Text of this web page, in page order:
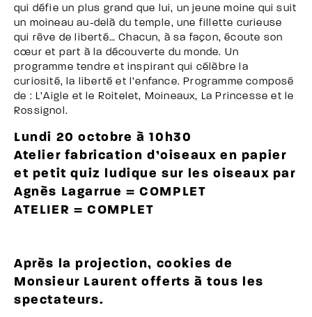
qui défie un plus grand que lui, un jeune moine qui suit
un moineau au-delà du temple, une fillette curieuse
qui rêve de liberté… Chacun, à sa façon, écoute son
cœur et part à la découverte du monde. Un
programme tendre et inspirant qui célèbre la
curiosité, la liberté et l’enfance. Programme composé
de : L’Aigle et le Roitelet, Moineaux, La Princesse et le
Rossignol.
Lundi 20 octobre à 10h30
Atelier fabrication d’oiseaux en papier
et petit quiz ludique sur les oiseaux par
Agnès Lagarrue = COMPLET
ATELIER = COMPLET
Après la projection, cookies de
Monsieur Laurent offerts à tous les
spectateurs.